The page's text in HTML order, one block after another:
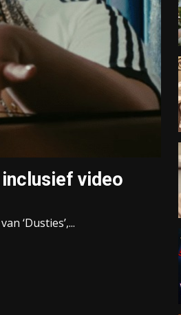
inclusief video
‘Dusties’,...